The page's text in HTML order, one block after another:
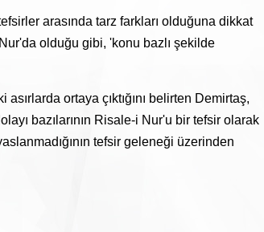
arasında tarz farkları olduğuna dikkat
olduğu gibi, 'konu bazlı şekilde
ortaya çıktığını belirten Demirtaş,
bazılarının Risale-i Nur'u bir tefsir olarak
tefsir geleneği üzerinden